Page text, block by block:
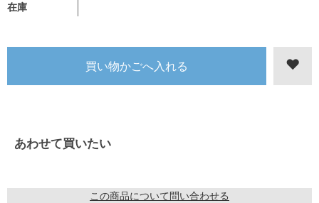
在庫
あわせて買いたい
この商品について問い合わせる